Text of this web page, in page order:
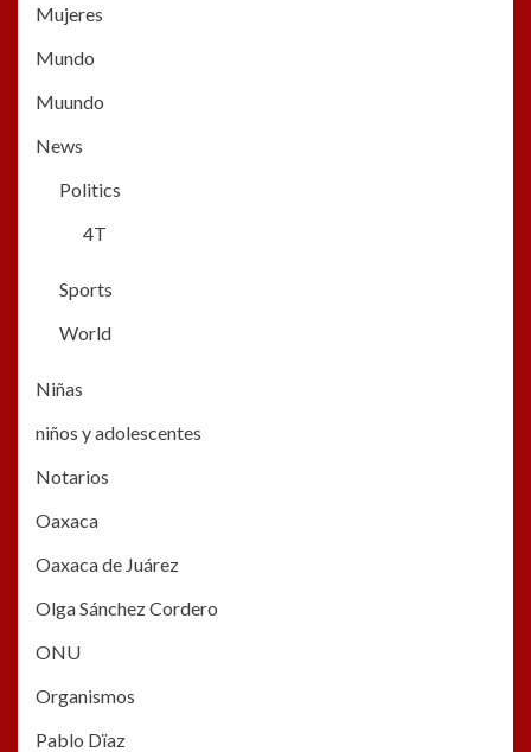
Mujeres
Mundo
Muundo
News
Politics
4T
Sports
World
Niñas
niños y adolescentes
Notarios
Oaxaca
Oaxaca de Juárez
Olga Sánchez Cordero
ONU
Organismos
Pablo Dïaz